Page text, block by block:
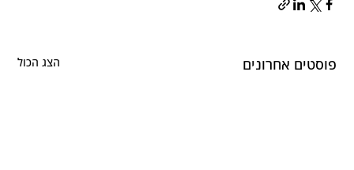
פוסטים אחרונים הצג הכול